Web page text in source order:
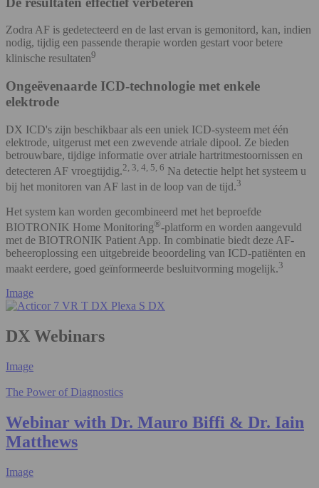
Zodra AF is gedetecteerd en de last ervan is gemonitord, kan, indien
nodig, tijdig een passende therapie worden gestart voor betere
klinische resultaten9
Ongeëvenaarde ICD-technologie met enkele
elektrode
DX ICD's zijn beschikbaar als een uniek ICD-systeem met één
elektrode, uitgerust met een zwevende atriale dipool. Ze bieden
betrouwbare, tijdige informatie over atriale hartritmestoornissen en
detecteren AF vroegtijdig.2, 3, 4, 5, 6 Na detectie helpt het systeem u
bij het monitoren van AF last in de loop van de tijd.3
Het system kan worden gecombineerd met het beproefde
BIOTRONIK Home Monitoring®-platform en worden aangevuld
met de BIOTRONIK Patient App. In combinatie biedt deze AF-
beheeroplossing een uitgebreide beoordeling van ICD-patiënten en
maakt eerdere, goed geïnformeerde besluitvorming mogelijk.3
Image
DX Webinars
Image
The Power of Diagnostics
Webinar with Dr. Mauro Biffi & Dr. Iain
Matthews
Image